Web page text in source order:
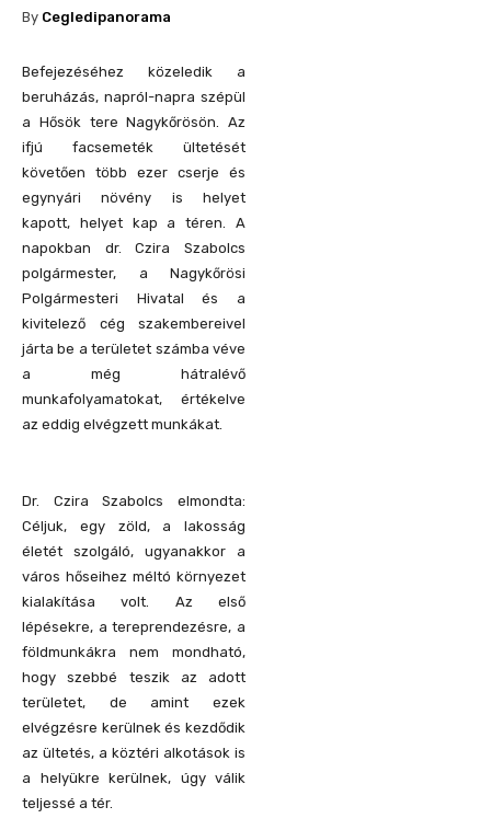
By Cegledipanorama
Befejezéséhez közeledik a
beruházás, napról-napra szépül
a Hősök tere Nagykőrösön. Az
ifjú facsemeték ültetését
követően több ezer cserje és
egynyári növény is helyet
kapott, helyet kap a téren. A
napokban dr. Czira Szabolcs
polgármester, a Nagykőrösi
Polgármesteri Hivatal és a
kivitelező cég szakembereivel
járta be a területet számba véve
a még hátralévő
munkafolyamatokat, értékelve
az eddig elvégzett munkákat.
Dr. Czira Szabolcs elmondta:
Céljuk, egy zöld, a lakosság
életét szolgáló, ugyanakkor a
város hőseihez méltó környezet
kialakítása volt. Az első
lépésekre, a tereprendezésre, a
földmunkákra nem mondható,
hogy szebbé teszik az adott
területet, de amint ezek
elvégzésre kerülnek és kezdődik
az ültetés, a köztéri alkotások is
a helyükre kerülnek, úgy válik
teljessé a tér.